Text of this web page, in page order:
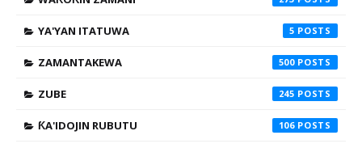
YA'YAN ITATUWA 5
ZAMANTAKEWA 500
ZUBE 245
ƘA'IDOJIN RUBUTU 106